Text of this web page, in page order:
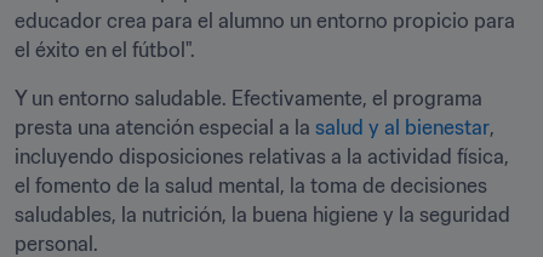
educador crea para el alumno un entorno propicio para
el éxito en el fútbol".
Y un entorno saludable. Efectivamente, el programa
presta una atención especial a la salud y al bienestar,
incluyendo disposiciones relativas a la actividad física,
el fomento de la salud mental, la toma de decisiones
saludables, la nutrición, la buena higiene y la seguridad
personal.